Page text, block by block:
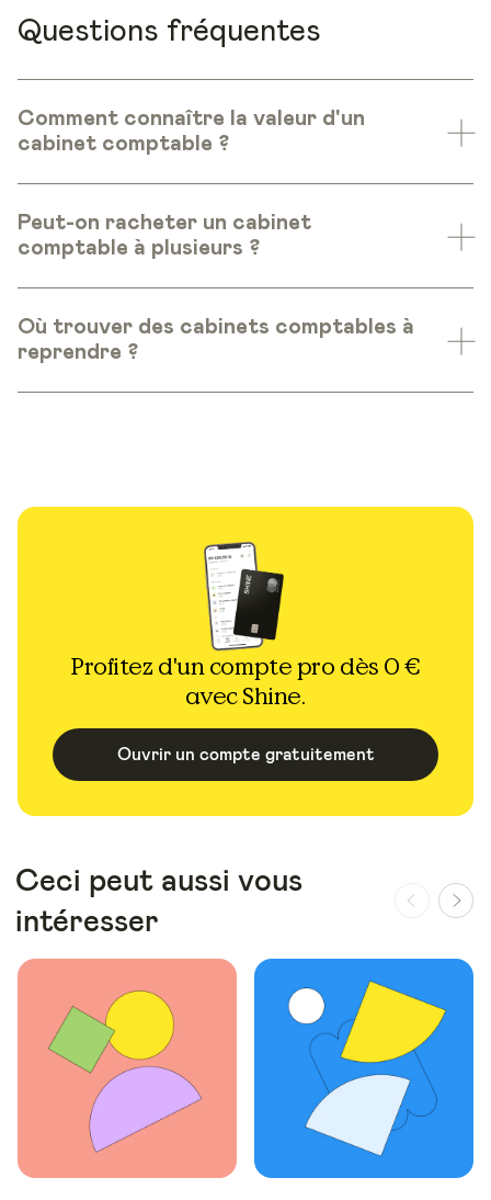
Questions fréquentes
Comment connaître la valeur d'un
cabinet comptable ?
Peut-on racheter un cabinet
comptable à plusieurs ?
Où trouver des cabinets comptables à
reprendre ?
Profitez d'un compte pro dès 0 €
avec Shine.
Ouvrir un compte gratuitement
Ceci peut aussi vous
intéresser